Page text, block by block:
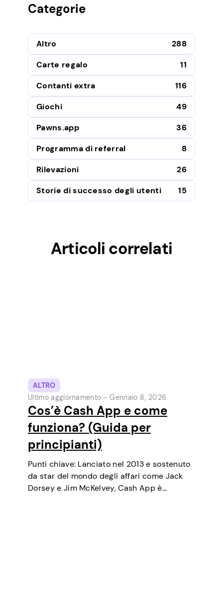
Categorie
Altro
288
Carte regalo
11
Contanti extra
116
Giochi
49
Pawns.app
36
Programma di referral
8
Rilevazioni
26
Storie di successo degli utenti
15
Articoli correlati
ALTRO
Ultimo aggiornamento -Gennaio 8, 2026
Cos’è Cash App e come
funziona? (Guida per
principianti)
Punti chiave: Lanciato nel 2013 e sostenuto
da star del mondo degli affari come Jack
Dorsey e Jim McKelvey, Cash App è